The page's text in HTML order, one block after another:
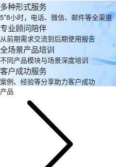
多种形式服务
5*8小时，电话、微信、邮件等全渠道
专业顾问陪伴
从前期需求交流到后期使用报告
全场景产品培训
不同产品模块与场景深度培训
客户成功服务
案例、经验等分享助力客户成功
产品